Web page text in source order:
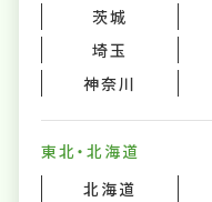
茨城
埼玉
神奈川
東北・北海道
北海道